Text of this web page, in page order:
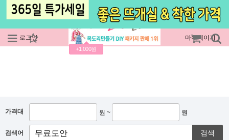
로그인 회원가입
+1,000원
주문조회 마이페이지
가격대 원 ~ 원
검색어 검색